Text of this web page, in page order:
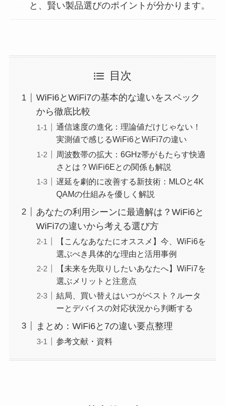
と、賢い製品選びのポイントが分かります。
目次
WiFi6とWiFi7の基本的な違いをスペック
から徹底比較
通信速度の進化：理論値だけじゃない！
実測値で感じるWiFi6とWiFi7の違い
周波数帯の拡大：6GHz帯がもたらす快適
さとは？WiFi6Eとの関係も解説
遅延を劇的に改善する新技術：MLOと4K
QAMの仕組みを優しく解説
あなたの利用シーンに最適解は？WiFi6と
WiFi7の違いから考える選び方
【こんなあなたにオススメ】今、WiFi6を
選ぶべき具体的な理由と活用事例
【未来を先取りしたいあなたへ】WiFi7を
選ぶメリットと注意点
結局、買い替えはいつがベスト？ルータ
ーとデバイスの対応状況から判断する
まとめ：WiFi6と7の違い要点整理
参考文献・資料